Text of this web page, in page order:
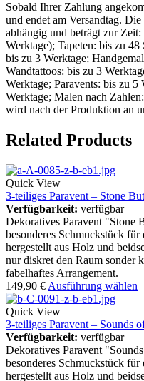
Sobald Ihrer Zahlung
und endet am Versandtag.
abhängig und beträgt zur
Werktage); Tapeten: bis zu
bis zu 3 Werktage;
Wandtattoos: bis zu 3
Werktage; Paravents: bis zu
Werktage; Malen nach
wird nach der Produktion an
Related Products
Quick View
3-teiliges Paravent – Stone
Verfügbarkeit: verfügbar
Dekoratives Paravent
besonderes Schmuckstück
hergestellt aus Holz und
nur diskret den Raum sonder
fabelhaftes Arrangement.
149,90 € Ausführung wählen
Quick View
3-teiliges Paravent – Sounds
Verfügbarkeit: verfügbar
Dekoratives Paravent
besonderes Schmuckstück
hergestellt aus Holz und